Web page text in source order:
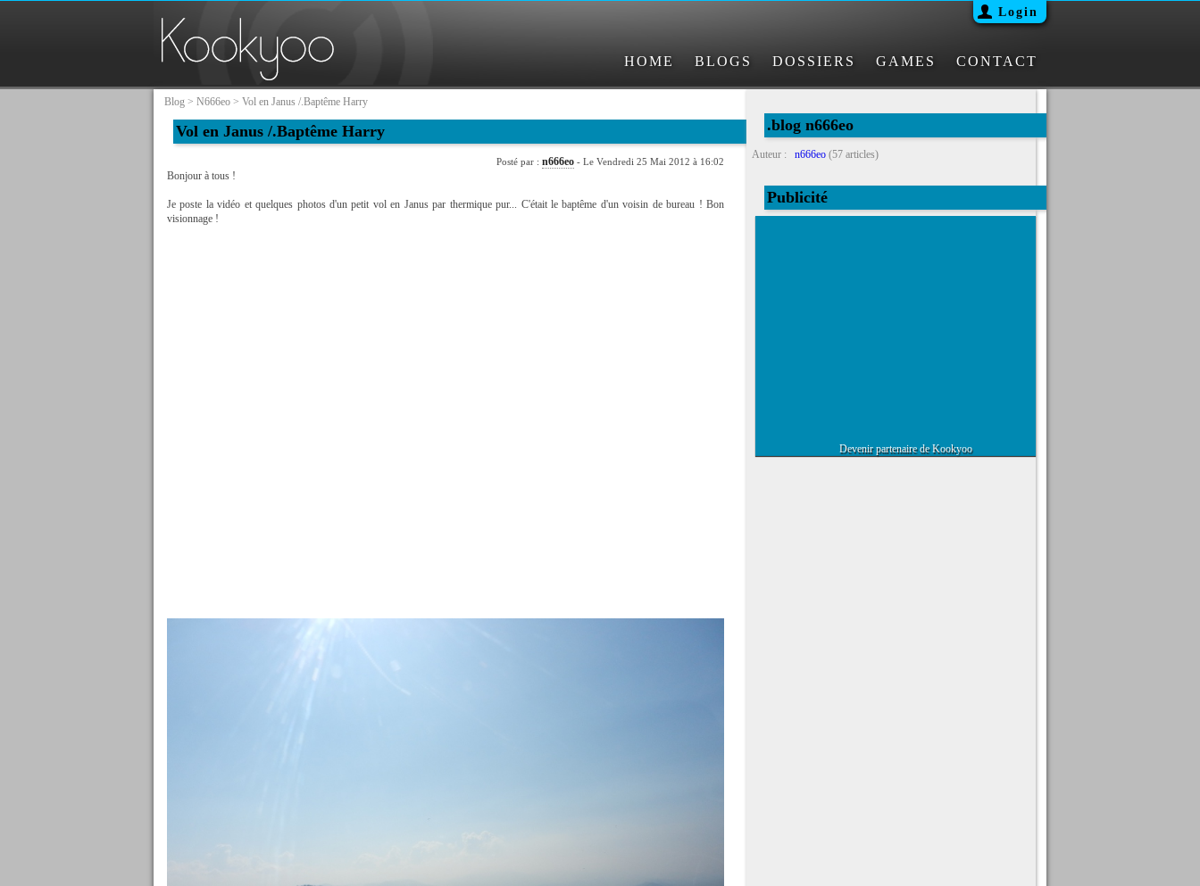
Login
HOME BLOGS DOSSIERS GAMES CONTACT
Blog > N666eo > Vol en Janus /.Baptême Harry
Vol en Janus /.Baptême Harry
Posté par : n666eo - Le Vendredi 25 Mai 2012 à 16:02
Bonjour à tous !
Je poste la vidéo et quelques photos d'un petit vol en Janus par thermique pur... C'était le baptême d'un voisin de bureau ! Bon
visionnage !
.blog n666eo
Auteur : n666eo (57 articles)
Publicité
Devenir partenaire de Kookyoo